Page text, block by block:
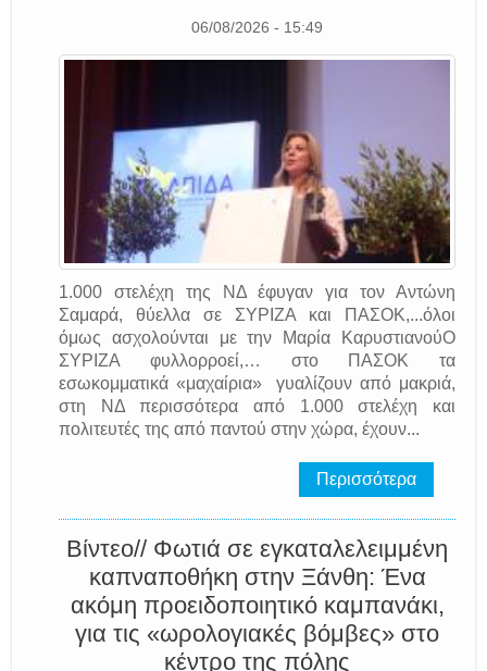
06/08/2026 - 15:49
1.000 στελέχη της ΝΔ έφυγαν για τον Αντώνη
Σαμαρά, θύελλα σε ΣΥΡΙΖΑ και ΠΑΣΟΚ,...όλοι
όμως ασχολούνται με την Μαρία ΚαρυστιανούΟ
ΣΥΡΙΖΑ φυλλορροεί,… στο ΠΑΣΟΚ τα
εσωκομματικά «μαχαίρια» γυαλίζουν από μακριά,
στη ΝΔ περισσότερα από 1.000 στελέχη και
πολιτευτές της από παντού στην χώρα, έχουν...
Περισσότερα
Βίντεο// Φωτιά σε εγκαταλελειμμένη
καπναποθήκη στην Ξάνθη: Ένα
ακόμη προειδοποιητικό καμπανάκι,
για τις «ωρολογιακές βόμβες» στο
κέντρο της πόλης